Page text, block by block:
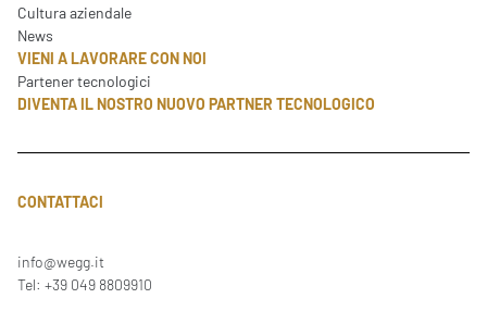
Cultura aziendale
News
VIENI A LAVORARE CON NOI
Partener tecnologici
DIVENTA IL NOSTRO NUOVO PARTNER TECNOLOGICO
CONTATTACI
info@wegg.it
Tel: +39 049 8809910